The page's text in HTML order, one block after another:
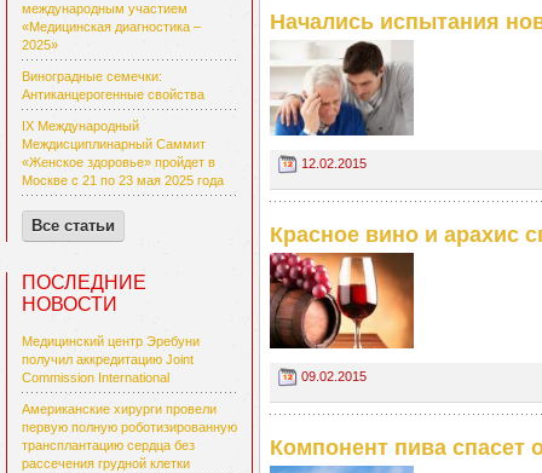
международным участием
«Медицинская диагностика –
2025»
Виноградные семечки:
Антиканцерогенные свойства
IX Международный
Междисциплинарный Саммит
«Женское здоровье» пройдет в
Москве с 21 по 23 мая 2025 года
Все статьи
ПОСЛЕДНИЕ
НОВОСТИ
Медицинский центр Эребуни
получил аккредитацию Joint
Commission International
Американские хирурги провели
первую полную роботизированную
трансплантацию сердца без
рассечения грудной клетки
Начались испытания
12.02.2015
Красное вино и арахис
09.02.2015
Компонент пива спасет